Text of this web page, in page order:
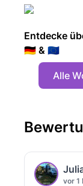
Entdecke
🇩🇪 & 🇪🇺
Alle
vor 1